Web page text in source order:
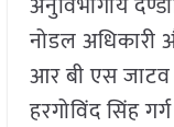
नोडल अधिकारी
आर बी एस जाटव
हरगोविंद सिंह